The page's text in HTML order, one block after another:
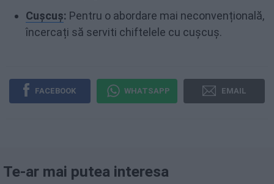
Cușcuș: Pentru o abordare mai neconvențională,
încercați să serviti chiftelele cu cușcuș.
FACEBOOK WHATSAPP EMAIL
Te-ar mai putea interesa